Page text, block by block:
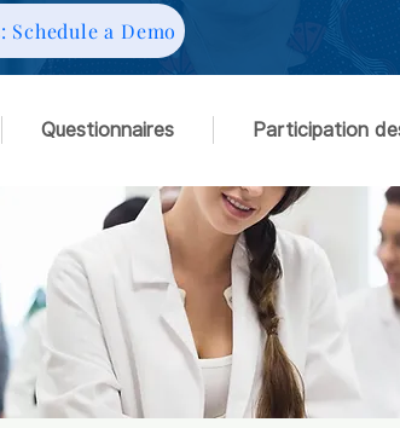
a Demo
Questionnaires Participation